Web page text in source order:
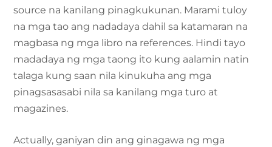
source na kanilang pinagkukunan. Marami tuloy
na mga tao ang nadadaya dahil sa katamaran na
magbasa ng mga libro na references. Hindi tayo
madadaya ng mga taong ito kung aalamin natin
talaga kung saan nila kinukuha ang mga
pinagsasasabi nila sa kanilang mga turo at
magazines.
Actually, ganiyan din ang ginagawa ng mga